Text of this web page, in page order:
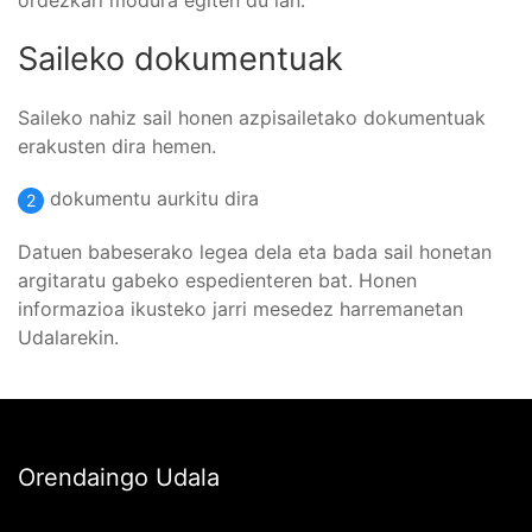
Saileko dokumentuak
Saileko nahiz sail honen azpisailetako dokumentuak
erakusten dira hemen.
2 dokumentu aurkitu dira
Datuen babeserako legea dela eta bada sail honetan
argitaratu gabeko espedienteren bat. Honen
informazioa ikusteko jarri mesedez harremanetan
Udalarekin.
Orendaingo Udala